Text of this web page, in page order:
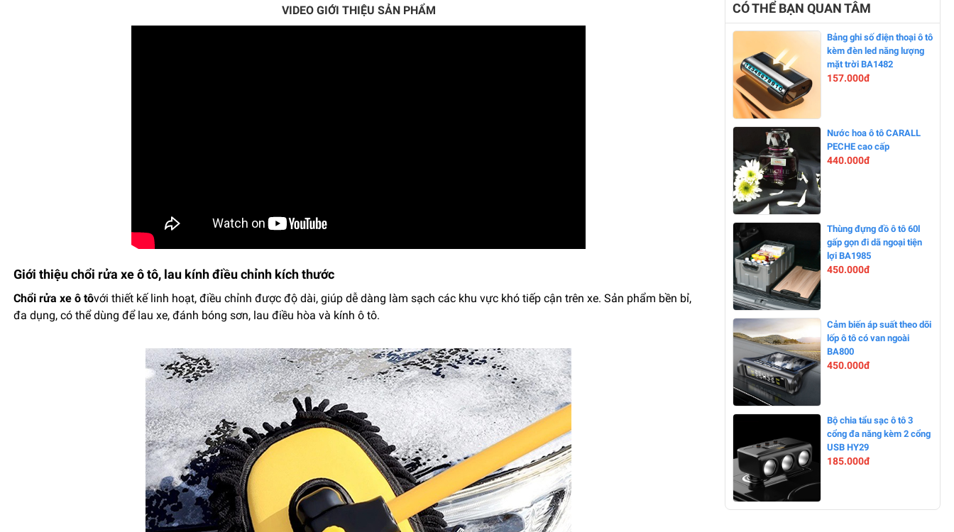
VIDEO GIỚI THIỆU SẢN PHẨM
Giới thiệu chổi rửa xe ô tô, lau kính điều chỉnh kích thước
Chổi rửa xe ô tôvới thiết kế linh hoạt, điều chỉnh được độ dài, giúp dễ dàng làm sạch các khu vực khó tiếp cận trên xe. Sản phẩm bền bỉ,
đa dụng, có thể dùng để lau xe, đánh bóng sơn, lau điều hòa và kính ô tô.
CÓ THỂ BẠN QUAN TÂM
-0%
Bảng ghi số điện thoại ô tô
kèm đèn led năng lượng
mặt trời BA1482
157.000đ
-0%
Nước hoa ô tô CARALL
PECHE cao cấp
440.000đ
-0%
Thùng đựng đồ ô tô 60l
gấp gọn đi dã ngoại tiện
lợi BA1985
450.000đ
-0%
Cảm biến áp suất theo dõi
lốp ô tô có van ngoài
BA800
450.000đ
-0%
Bộ chia tẩu sạc ô tô 3
cổng đa năng kèm 2 cổng
USB HY29
185.000đ